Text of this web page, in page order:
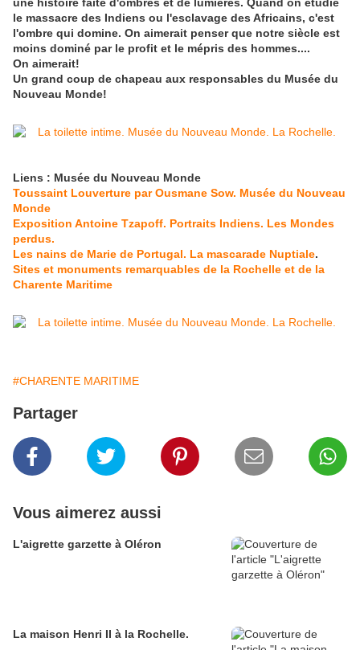
le massacre des Indiens ou l'esclavage des Africains, c'est
l'ombre qui domine. On aimerait penser que notre siècle est
moins dominé par le profit et le mépris des hommes....
​On aimerait!
Un grand coup de chapeau aux responsables du Musée du
Nouveau Monde!
Liens : Musée du Nouveau Monde
Toussaint Louverture par Ousmane Sow. Musée du Nouveau
Monde
Exposition Antoine Tzapoff. Portraits Indiens. Les Mondes
perdus.
Les nains de Marie de Portugal. La mascarade Nuptiale.
Sites et monuments remarquables de la Rochelle et de la
Charente Maritime
#CHARENTE MARITIME
Partager
Vous aimerez aussi
L'aigrette garzette à Oléron
La maison Henri II à la Rochelle.